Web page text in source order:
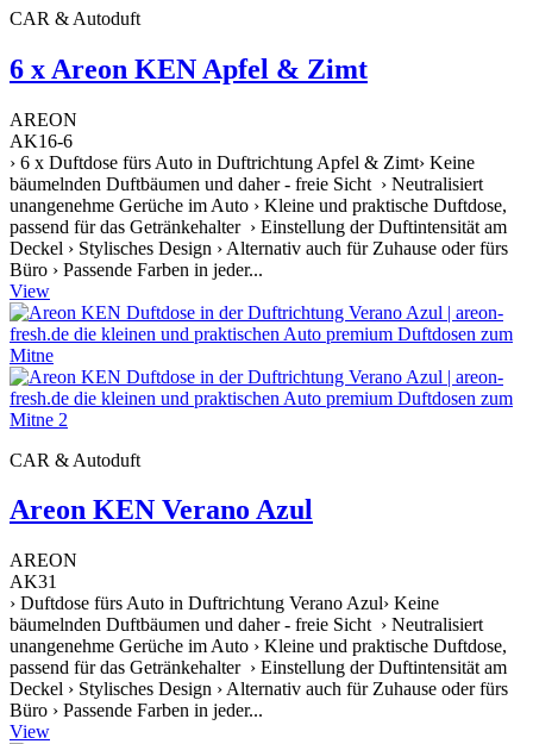
CAR & Autoduft
6 x Areon KEN Apfel & Zimt
AREON
AK16-6
› 6 x Duftdose fürs Auto in Duftrichtung Apfel & Zimt› Keine
bäumelnden Duftbäumen und daher - freie Sicht › Neutralisiert
unangenehme Gerüche im Auto › Kleine und praktische Duftdose,
passend für das Getränkehalter › Einstellung der Duftintensität am
Deckel › Stylisches Design › Alternativ auch für Zuhause oder fürs
Büro › Passende Farben in jeder...
View
CAR & Autoduft
Areon KEN Verano Azul
AREON
AK31
› Duftdose fürs Auto in Duftrichtung Verano Azul› Keine
bäumelnden Duftbäumen und daher - freie Sicht › Neutralisiert
unangenehme Gerüche im Auto › Kleine und praktische Duftdose,
passend für das Getränkehalter › Einstellung der Duftintensität am
Deckel › Stylisches Design › Alternativ auch für Zuhause oder fürs
Büro › Passende Farben in jeder...
View